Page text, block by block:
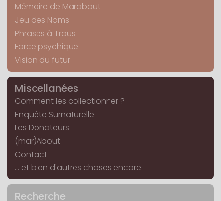
Mémoire de Marabout
Jeu des Noms
Phrases à Trous
Force psychique
Vision du futur
Miscellanées
Comment les collectionner ?
Enquête Surnaturelle
Les Donateurs
(mar)About
Contact
... et bien d'autres choses encore
Recherche